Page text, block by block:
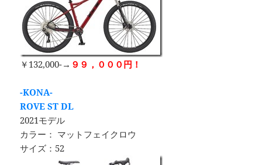
￥132,000-→ ９９，０００円！
-KONA-
ROVE ST DL
2021モデル
カラー： マットフェイクロウ
サイズ：52